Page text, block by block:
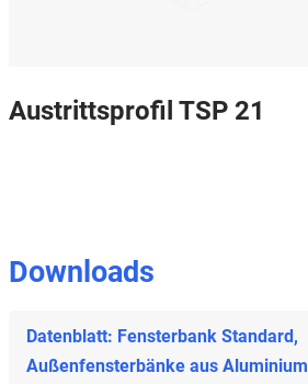
Austrittsprofil TSP 21
Downloads
Datenblatt: Fensterbank Standard,
Außenfensterbänke aus Aluminium